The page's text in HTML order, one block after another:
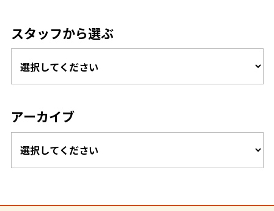
スタッフから選ぶ
アーカイブ